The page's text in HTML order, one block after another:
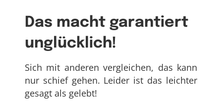
Das macht garantiert
unglücklich!
Sich mit anderen vergleichen, das kann
nur schief gehen. Leider ist das leichter
gesagt als gelebt!